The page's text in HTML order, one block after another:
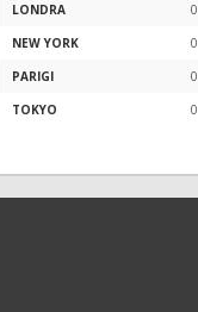
LONDRA 0
NEW YORK
0
PARIGI
0
TOKYO
0